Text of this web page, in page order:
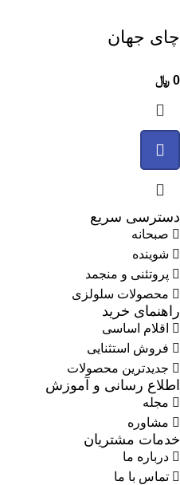
چای جهان
0 ﷼
دسترسی سریع
صبحانه
شوینده
پروتئنی و منجمد
محصولات سلولزی
راهنمای خرید
اقلام اساسی
فروش استثنایی
جدیدترین محصولات
اطلاع رسانی و آموزش
مجله
مشاوره
خدمات مشتریان
درباره ما
تماس با ما